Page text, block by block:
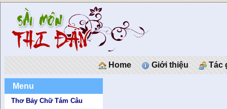
Home Giới thiệu Tác
Menu
Thơ Bảy Chữ Tám Câu